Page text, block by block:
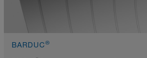
BARDUC®